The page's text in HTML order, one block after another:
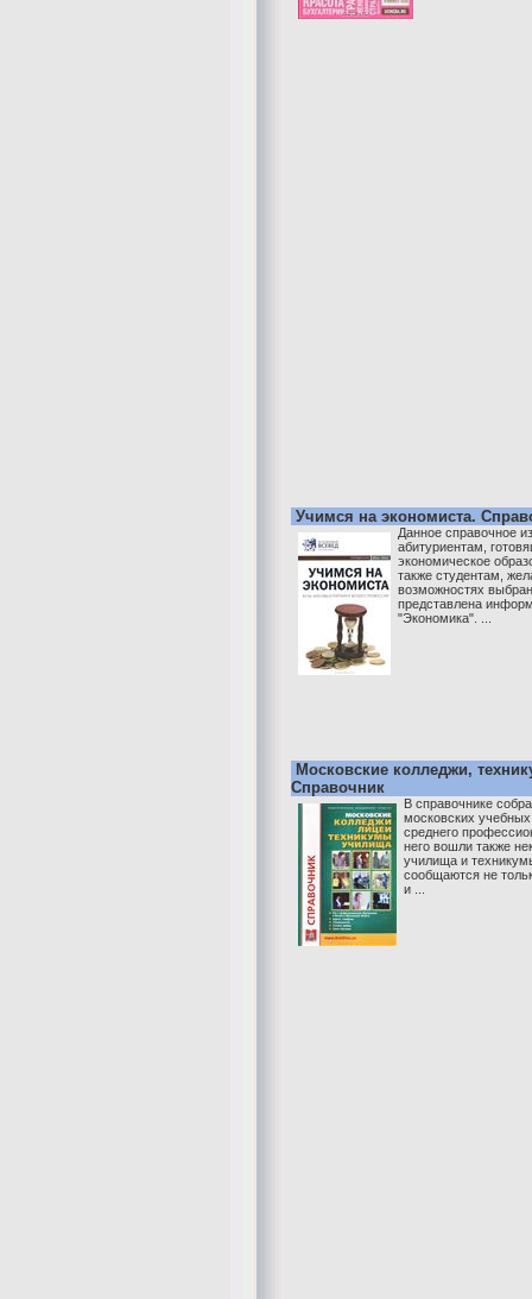
Учимся на экономиста.
Данное справочное
абитуриентам,
экономическое
также студентам,
возможностях
представлена
"Экономика". ...
Московские колледжи,
Справочник
В справочнике
московских
среднего
него вошли также
училища и
сообщаются не
и ...